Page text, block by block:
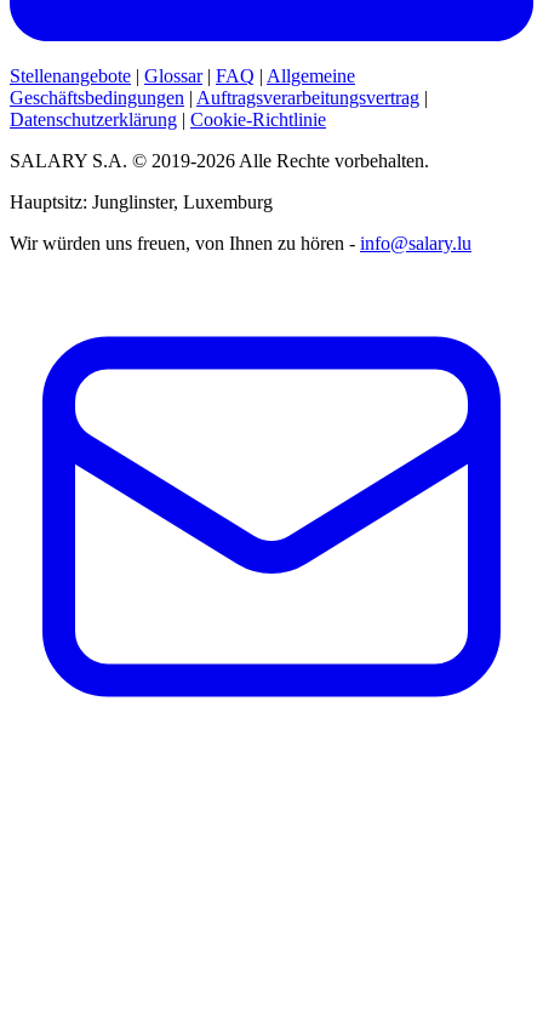
Stellenangebote | Glossar| FAQ | Allgemeine
Geschäftsbedingungen | Auftragsverarbeitungsvertrag |
Datenschutzerklärung | Cookie-Richtlinie
SALARY S.A. © 2019-2026 Alle Rechte vorbehalten.
Hauptsitz: Junglinster, Luxemburg
Wir würden uns freuen, von Ihnen zu hören - info@salary.lu